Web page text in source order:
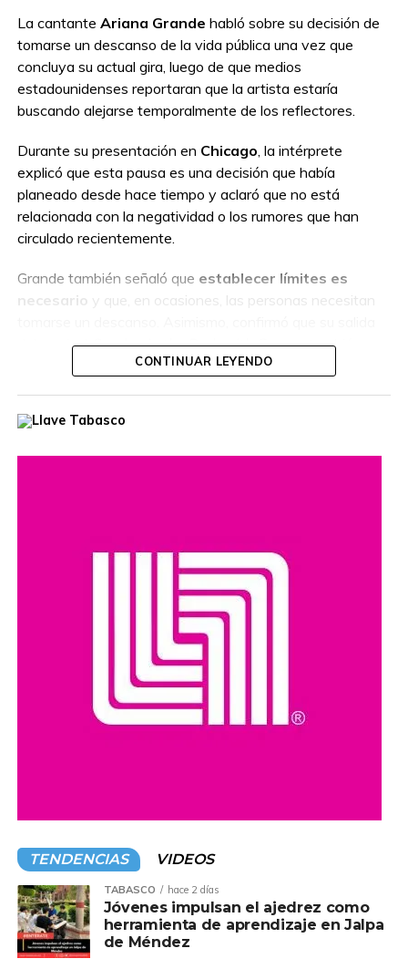
La cantante Ariana Grande habló sobre su decisión de
tomarse un descanso de la vida pública una vez que
concluya su actual gira, luego de que medios
estadounidenses reportaran que la artista estaría
buscando alejarse temporalmente de los reflectores.
Durante su presentación en Chicago, la intérprete
explicó que esta pausa es una decisión que había
planeado desde hace tiempo y aclaró que no está
relacionada con la negatividad o los rumores que han
circulado recientemente.
Grande también señaló que establecer límites es
necesario y que, en ocasiones, las personas necesitan
del musicalSunday in the Park with Georgetambién
había sido prevista con anticipación.
confirmó que continuará con su gira hasta el final. Su
CONTINUAR LEYENDO
TENDENCIAS VIDEOS
TABASCO hace 2 días
Jóvenes impulsan el ajedrez como
herramienta de aprendizaje en Jalpa
de Méndez